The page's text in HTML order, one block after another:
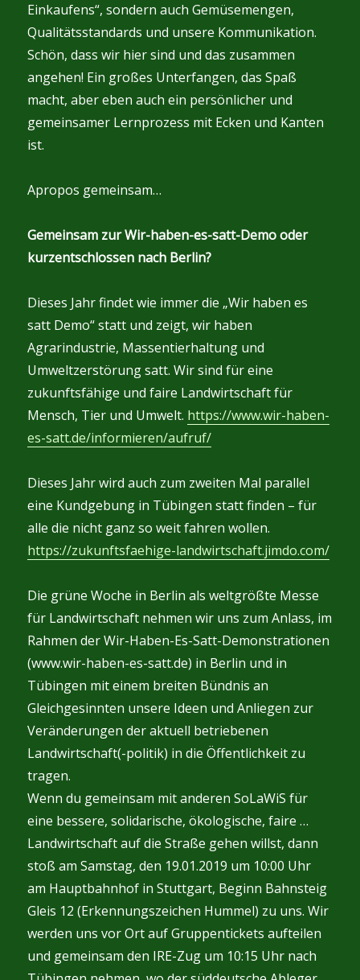
Einkaufens“, sondern auch Gemüsemengen,
Qualitätsstandards und unsere Kommunikation.
Schön, dass wir hier sind und das zusammen
angehen! Ein großes Unterfangen, das Spaß
macht, aber eben auch ein persönlicher und
gemeinsamer Lernprozess mit Ecken und Kanten
ist.
Apropos gemeinsam…
Gemeinsam zur Wir-haben-es-satt-Demo oder
kurzentschlossen nach Berlin?
Dieses Jahr findet wie immer die „Wir haben es
satt Demo“ statt und zeigt, wir haben
Agrarindustrie, Massentierhaltung und
Umweltzerstörung satt. Wir sind für eine
zukunftsfähige und faire Landwirtschaft für
Mensch, Tier und Umwelt. https://www.wir-haben-
es-satt.de/informieren/aufruf/
Dieses Jahr wird auch zum zweiten Mal parallel
eine Kundgebung in Tübingen statt finden – für
alle die nicht ganz so weit fahren wollen.
https://zukunftsfaehige-landwirtschaft.jimdo.com/
Die grüne Woche in Berlin als weltgrößte Messe
für Landwirtschaft nehmen wir uns zum Anlass, im
Rahmen der Wir-Haben-Es-Satt-Demonstrationen
(www.wir-haben-es-satt.de) in Berlin und in
Tübingen mit einem breiten Bündnis an
Gleichgesinnten unsere Ideen und Anliegen zur
Veränderungen der aktuell betriebenen
Landwirtschaft(-politik) in die Öffentlichkeit zu
tragen.
Wenn du gemeinsam mit anderen SoLaWiS für
eine bessere, solidarische, ökologische, faire …
Landwirtschaft auf die Straße gehen willst, dann
stoß am Samstag, den 19.01.2019 um 10:00 Uhr
am Hauptbahnhof in Stuttgart, Beginn Bahnsteig
Gleis 12 (Erkennungszeichen Hummel) zu uns. Wir
werden uns vor Ort auf Gruppentickets aufteilen
und gemeinsam den IRE-Zug um 10:15 Uhr nach